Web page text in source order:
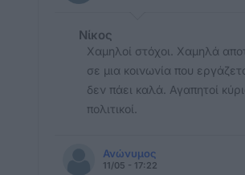
Νίκος
Χαμηλοί στόχοι. Χαμηλά
σε μια κοινωνία που
δεν πάει καλά. Αγαπητοί
πολιτικοί.
Ανώνυμος
11/05 - 17:22